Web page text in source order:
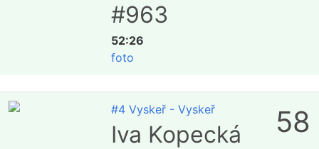
#963
52:26
foto
#4 Vyskeř - Vyskeř
Iva Kopecká
58